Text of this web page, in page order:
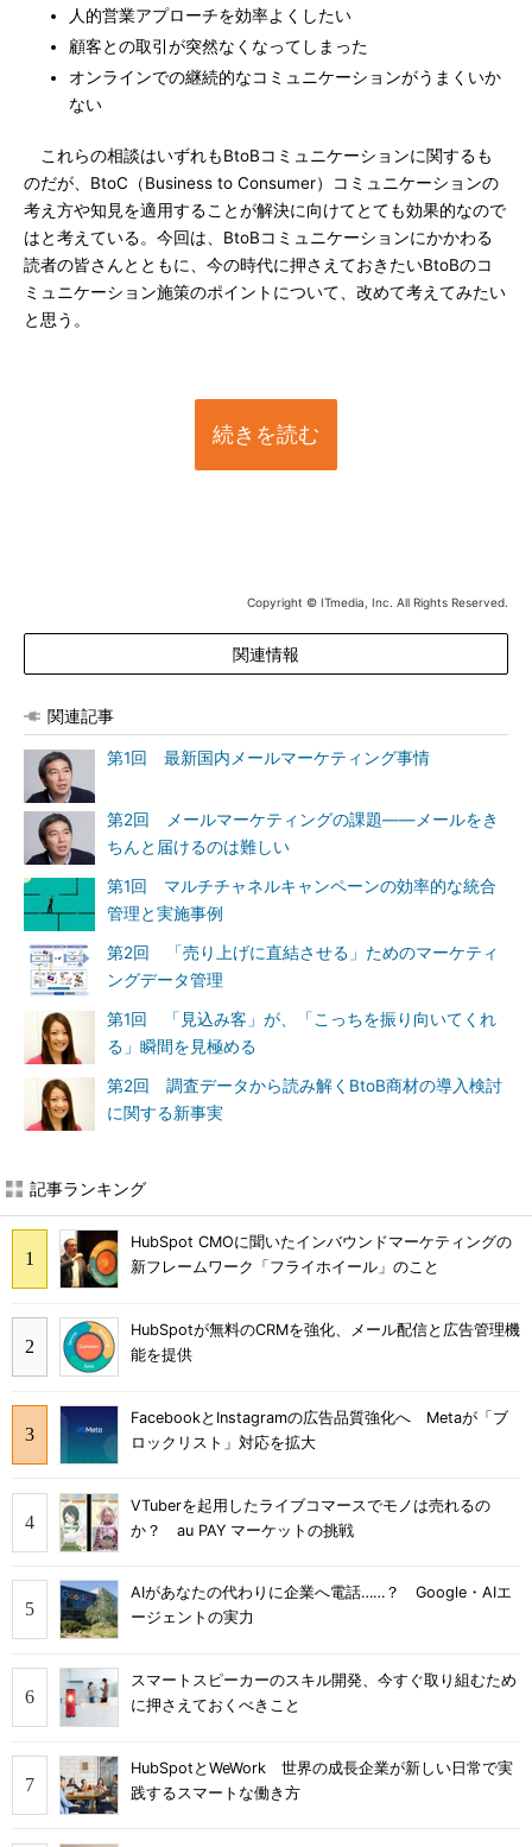
人的営業アプローチを効率よくしたい
顧客との取引が突然なくなってしまった
オンラインでの継続的なコミュニケーションがうまくいか
ない
これらの相談はいずれもBtoBコミュニケーションに関するも
のだが、BtoC（Business to Consumer）コミュニケーションの
考え方や知見を適用することが解決に向けてとても効果的なので
はと考えている。今回は、BtoBコミュニケーションにかかわる
読者の皆さんとともに、今の時代に押さえておきたいBtoBのコ
ミュニケーション施策のポイントについて、改めて考えてみたい
と思う。
続きを読む
Copyright © ITmedia, Inc. All Rights Reserved.
関連情報
関連記事
第1回 最新国内メールマーケティング事情
第2回 メールマーケティングの課題――メールをき
ちんと届けるのは難しい
第1回 マルチチャネルキャンペーンの効率的な統合
管理と実施事例
第2回 「売り上げに直結させる」ためのマーケティ
ングデータ管理
第1回 「見込み客」が、「こっちを振り向いてくれ
る」瞬間を見極める
第2回 調査データから読み解くBtoB商材の導入検討
に関する新事実
記事ランキング
HubSpot CMOに聞いたインバウンドマーケティングの
新フレームワーク「フライホイール」のこと
HubSpotが無料のCRMを強化、メール配信と広告管理機
能を提供
FacebookとInstagramの広告品質強化へ Metaが「ブ
ロックリスト」対応を拡大
VTuberを起用したライブコマースでモノは売れるの
か？ au PAY マーケットの挑戦
AIがあなたの代わりに企業へ電話……？ Google・AIエ
ージェントの実力
スマートスピーカーのスキル開発、今すぐ取り組むため
に押さえておくべきこと
HubSpotとWeWork 世界の成長企業が新しい日常で実
践するスマートな働き方